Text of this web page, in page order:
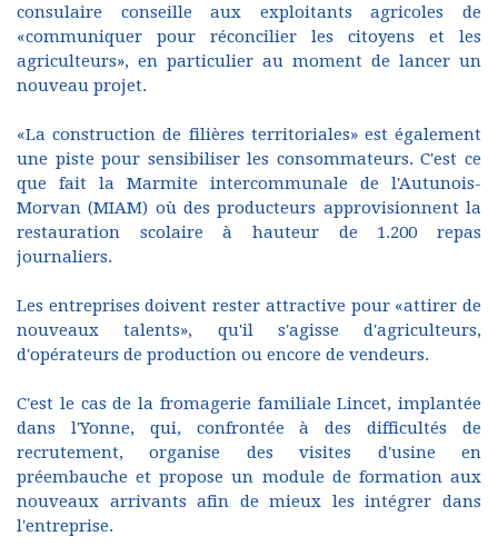
consulaire conseille aux exploitants agricoles de
«communiquer pour réconcilier les citoyens et les
agriculteurs», en particulier au moment de lancer un
nouveau projet.
«La construction de filières territoriales» est également
une piste pour sensibiliser les consommateurs. C'est ce
que fait la Marmite intercommunale de l'Autunois-
Morvan (MIAM) où des producteurs approvisionnent la
restauration scolaire à hauteur de 1.200 repas
journaliers.
Les entreprises doivent rester attractive pour «attirer de
nouveaux talents», qu'il s'agisse d'agriculteurs,
d'opérateurs de production ou encore de vendeurs.
C'est le cas de la fromagerie familiale Lincet, implantée
dans l'Yonne, qui, confrontée à des difficultés de
recrutement, organise des visites d'usine en
préembauche et propose un module de formation aux
nouveaux arrivants afin de mieux les intégrer dans
l'entreprise.